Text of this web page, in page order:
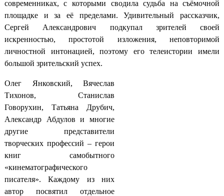
современниках, с которыми сводила судьба на съёмочной
площадке и за её пределами. Удивительный рассказчик,
Сергей Александрович подкупал зрителей своей
искренностью, простотой изложения, неповторимой
личностной интонацией, поэтому его телеистории имели
большой зрительский успех.
Олег Янковский, Вячеслав
Тихонов, Станислав
Говорухин, Татьяна Друбич,
Александр Абдулов и многие
другие представители
творческих профессий – герои
книг самобытного
«кинематографического
писателя». Каждому из них
автор посвятил отдельное